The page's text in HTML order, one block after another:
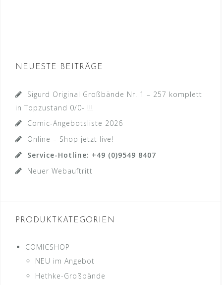
NEUESTE BEITRÄGE
Sigurd Original Großbände Nr. 1 – 257 komplett
in Topzustand 0/0- !!!
Comic-Angebotsliste 2026
Online – Shop jetzt live!
Service-Hotline: +49 (0)9549 8407
Neuer Webauftritt
PRODUKTKATEGORIEN
COMICSHOP
NEU im Angebot
Hethke-Großbände